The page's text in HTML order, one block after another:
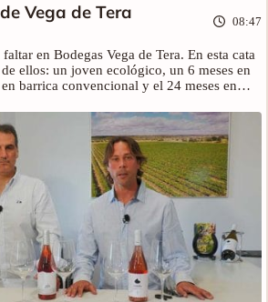
Vega de Tera 08:47
en Bodegas Vega de Tera. En esta cata
ellos: un joven ecológico, un 6 meses en
barrica convencional y el 24 meses en
También poseen un viñedo controlado de
elaboran los vinos de más crianza en
cata de los vinos: Sitrama tinto joven
tinto roble (2021), Vega de Tera 12 meses en
de Tera 24 meses en barrica (2018).